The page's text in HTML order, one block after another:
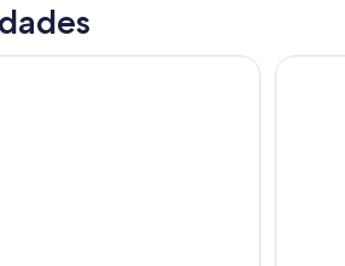
Turístico CitySightseeing Múnich
Tour